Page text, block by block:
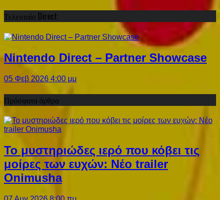
Τελευταίο Direct:
Nintendo Direct – Partner Showcase
05 Φεβ 2026 4:00 μμ
Πρόσφατα άρθρα
Το μυστηριώδες ιερό που κόβει τις
μοίρες των ευχών: Νέο trailer
Onimusha